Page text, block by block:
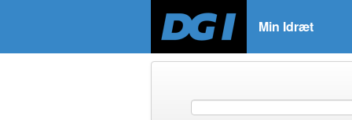
Min Idræt